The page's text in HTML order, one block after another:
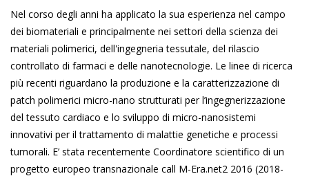
Nel corso degli anni ha applicato la sua esperienza nel campo
dei biomateriali e principalmente nei settori della scienza dei
materiali polimerici, dell'ingegneria tessutale, del rilascio
controllato di farmaci e delle nanotecnologie. Le linee di ricerca
più recenti riguardano la produzione e la caratterizzazione di
patch polimerici micro-nano strutturati per l’ingegnerizzazione
del tessuto cardiaco e lo sviluppo di micro-nanosistemi
innovativi per il trattamento di malattie genetiche e processi
tumorali. E’ stata recentemente Coordinatore scientifico di un
progetto europeo transnazionale call M-Era.net2 2016 (2018-